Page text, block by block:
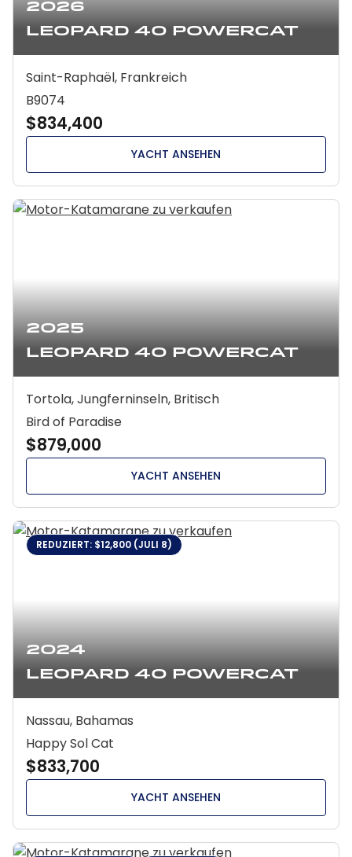
2026
Leopard 40 Powercat
Saint-Raphaël, Frankreich
B9074
$834,400
YACHT ANSEHEN
2025
Leopard 40 Powercat
Tortola, Jungferninseln, Britisch
Bird of Paradise
$879,000
YACHT ANSEHEN
2024
Leopard 40 Powercat
REDUZIERT: $12,800 (JULI 8)
Nassau, Bahamas
Happy Sol Cat
$833,700
YACHT ANSEHEN